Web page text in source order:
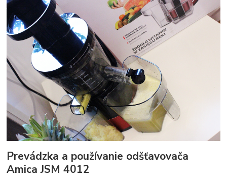
Prevádzka a používanie odšťavovača
Amica JSM 4012